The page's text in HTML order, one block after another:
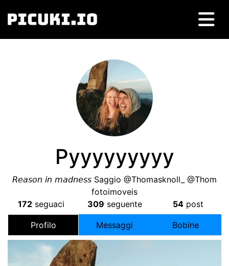
Pyyyyyyyyy
𝘙𝘦𝘢𝘴𝘰𝘯 𝘪𝘯 𝘮𝘢𝘥𝘯𝘦𝘴𝘴 Saggio @Thomasknoll_ @Thom
fotoimoveis
172seguaci 309 seguente 54 post
Profilo Messaggi Bobine